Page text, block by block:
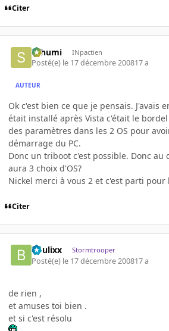
Citer
Schumi INpactien
Posté(e) le 17 décembre 200817 a
AUTEUR
Ok c'est bien ce que je pensais. J'avais
était installé après Vista c'était le
des paramètres dans les 2 OS pour
démarrage du PC.
Donc un triboot c'est possible. Donc au
aura 3 choix d'OS?
Nickel merci à vous 2 et c'est parti
Citer
boulixx Stormtrooper
Posté(e) le 17 décembre 200817 a
de rien ,
et amuses toi bien .
et si c'est résolu